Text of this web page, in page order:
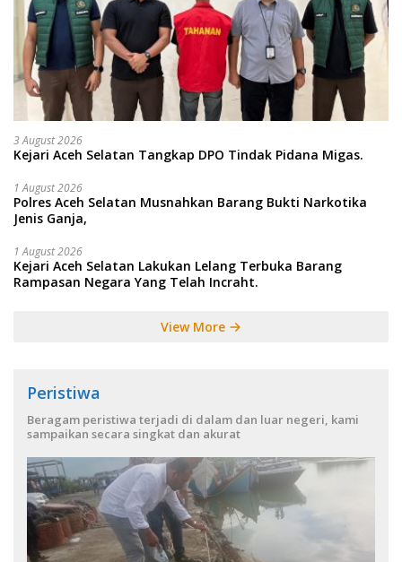
3 August 2026
Kejari Aceh Selatan Tangkap DPO Tindak Pidana Migas.
1 August 2026
Polres Aceh Selatan Musnahkan Barang Bukti Narkotika
Jenis Ganja,
1 August 2026
Kejari Aceh Selatan Lakukan Lelang Terbuka Barang
Rampasan Negara Yang Telah Incraht.
View More
Peristiwa
Beragam peristiwa terjadi di dalam dan luar negeri, kami
sampaikan secara singkat dan akurat